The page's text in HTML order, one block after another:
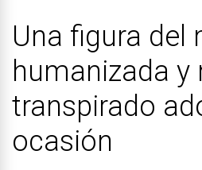
Una figura del
humanizada y
transpirado
ocasión